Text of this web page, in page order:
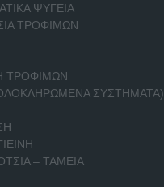
ΨΥΓΕΙΑ
ΤΡΟΦΙΜΩΝ
ΤΡΟΦΙΜΩΝ
ΣΥΣΤΗΜΑΤΑ)
– ΤΑΜΕΙΑ